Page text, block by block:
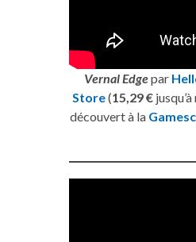
Vernal Edgepar
Store(15,29 €
découvert à la